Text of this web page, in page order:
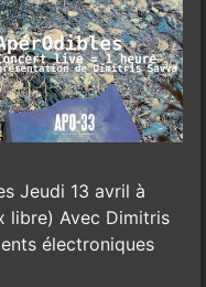
Jeudi 13 avril à
libre) Avec Dimitris
électroniques